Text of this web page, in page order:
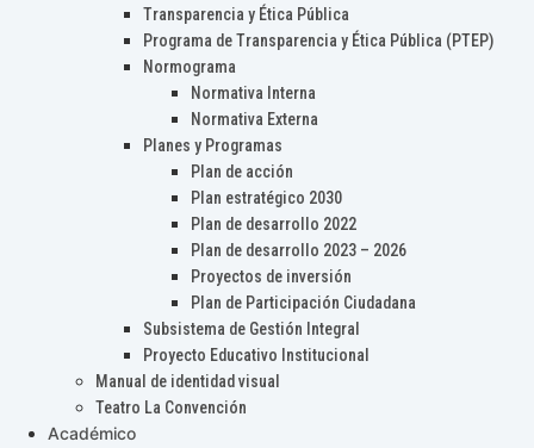
Transparencia y Ética Pública
Programa de Transparencia y Ética Pública (PTEP)
Normograma
Normativa Interna
Normativa Externa
Planes y Programas
Plan de acción
Plan estratégico 2030
Plan de desarrollo 2022
Plan de desarrollo 2023 – 2026
Proyectos de inversión
Plan de Participación Ciudadana
Subsistema de Gestión Integral
Proyecto Educativo Institucional
Manual de identidad visual
Teatro La Convención
Académico